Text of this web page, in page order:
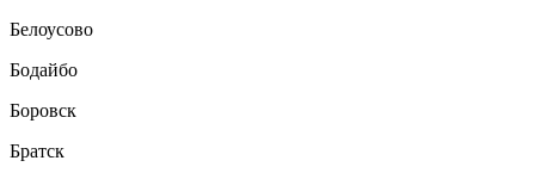
Белоусово
Бодайбо
Боровск
Братск